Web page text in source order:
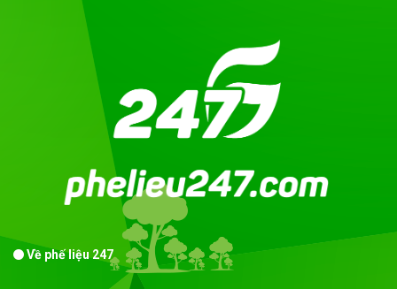
Về phế liệu 247